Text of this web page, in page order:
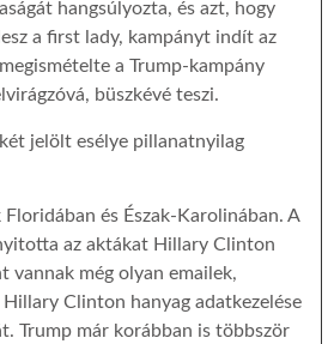
hangsúlyozta, és azt, hogy
a first lady, kampányt indít az
a Trump-kampány
büszkévé teszi.
jelölt esélye pillanatnyilag
és Észak-Karolinában. A
az aktákat Hillary Clinton
vannak még olyan emailek,
Clinton hanyag adatkezelése
Trump már korábban is többször